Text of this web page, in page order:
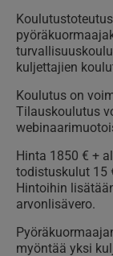
kuljettajien
Koulutus on
Tilauskoulutus
Hinta 1850 € +
todistuskulut 15
Hintoihin
arvonlisävero.
myöntää yksi